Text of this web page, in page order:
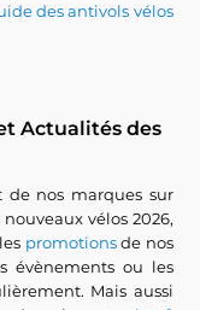
des antivols vélos
Actualités des
de nos marques sur
vélos 2026,
promotionsde nos
évènements ou les
Mais aussi